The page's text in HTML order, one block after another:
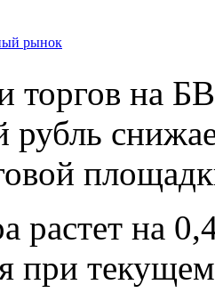
рынок
торгов на
рубль
растет на
при